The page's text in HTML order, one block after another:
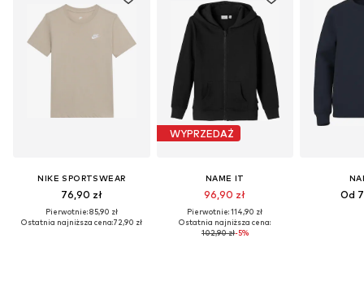
NIKE SPORTSWEAR
76,90 zł
Pierwotnie: 85,90 zł
Ostatnia najniższa cena:72,90 zł
WYPRZEDAŻ
NAME IT
96,90 zł
Pierwotnie: 114,90 zł
Ostatnia najniższa cena:
102,90 zł-5%
Od